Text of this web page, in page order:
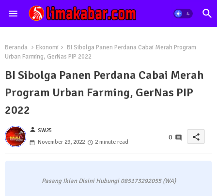
Beranda Ekonomi
BI Sibolga Panen Perdana Cabai Merah Program
Urban Farming, GerNas PIP 2022
BI Sibolga Panen Perdana Cabai Merah
Program Urban Farming, GerNas PIP
2022
person SW25
November 29, 2022
2 minute read
0 share
Pasang Iklan Disini Hubungi 085173292055 (WA)